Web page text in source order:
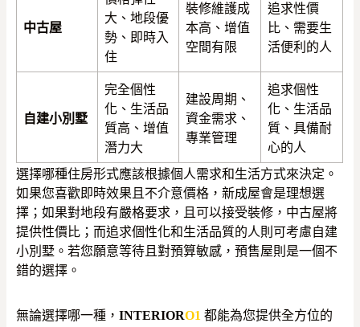
中古屋
大、地段優
勢、即時入
住
裝修維護成
本高、增值
空間有限
追求性價
比、需要生
活便利的人
自建小別墅
完全個性
化、生活品
質高、增值
潛力大
建設周期、
資金需求、
專業管理
追求個性
化、生活品
質、具備耐
心的人
選擇哪種住房形式應該根據個人需求和生活方式來決定。
如果您喜歡即時效果且不介意價格，新成屋會是理想選
擇；如果對地段有嚴格要求，且可以接受裝修，中古屋將
提供性價比；而追求個性化和生活品質的人則可考慮自建
小別墅。若您願意等待且對預算敏感，預售屋則是一個不
錯的選擇。
無論選擇哪一種，INTERIORO1 都能為您提供全方位的